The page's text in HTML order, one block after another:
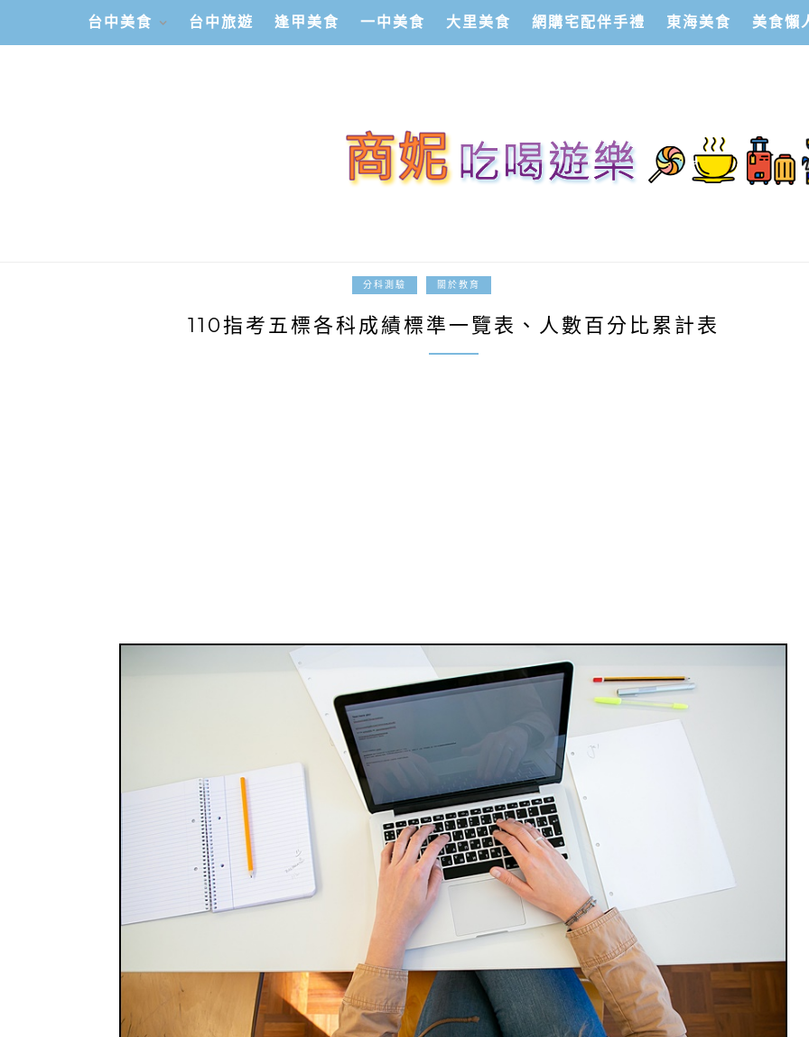
台中美食 台中旅遊 逢甲美食 一中美食 大里美食 網購宅配伴手禮 東海美食 美食懶
分科測驗 關於教育
110指考五標各科成績標準一覽表、人數百分比累計表